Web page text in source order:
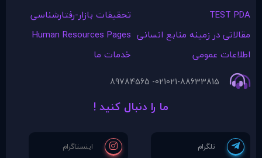
TEST PDA
تحقیقات بازار-رفتارشناسی
مقالاتی در زمينه منابع انسانی Human Resources Pages
اطلاعات عمومی
خدمات ما
021-88633815
021- 89784565
ما را دنبال کنید !